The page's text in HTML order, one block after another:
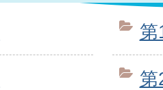
第
第